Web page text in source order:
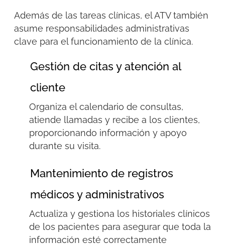
Además de las tareas clínicas, el ATV también
asume responsabilidades administrativas
clave para el funcionamiento de la clínica.
Gestión de citas y atención al
cliente
Organiza el calendario de consultas,
atiende llamadas y recibe a los clientes,
proporcionando información y apoyo
durante su visita.
Mantenimiento de registros
médicos y administrativos
Actualiza y gestiona los historiales clínicos
de los pacientes para asegurar que toda la
información esté correctamente